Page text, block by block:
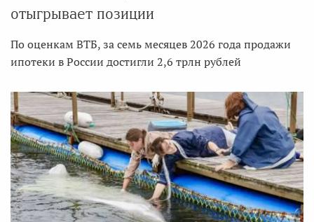
отыгрывает позиции
По оценкам ВТБ, за семь месяцев 2026 года продажи
ипотеки в России достигли 2,6 трлн рублей